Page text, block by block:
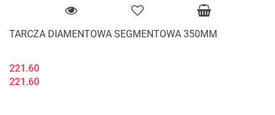
TARCZA DIAMENTOWA SEGMENTOWA 350MM
221.60
221.60